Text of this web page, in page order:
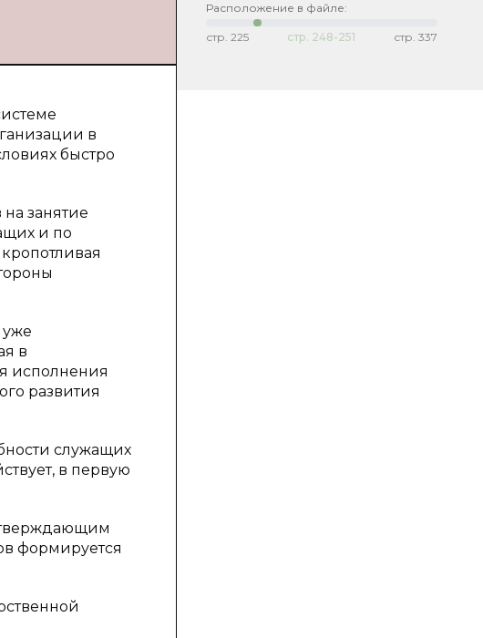
в
быстро
занятие
и по
уже
в
исполнения
развития
служащих
в первую
формируется
Расположение в файле:
стр. 225 стр. 248-251 стр. 337